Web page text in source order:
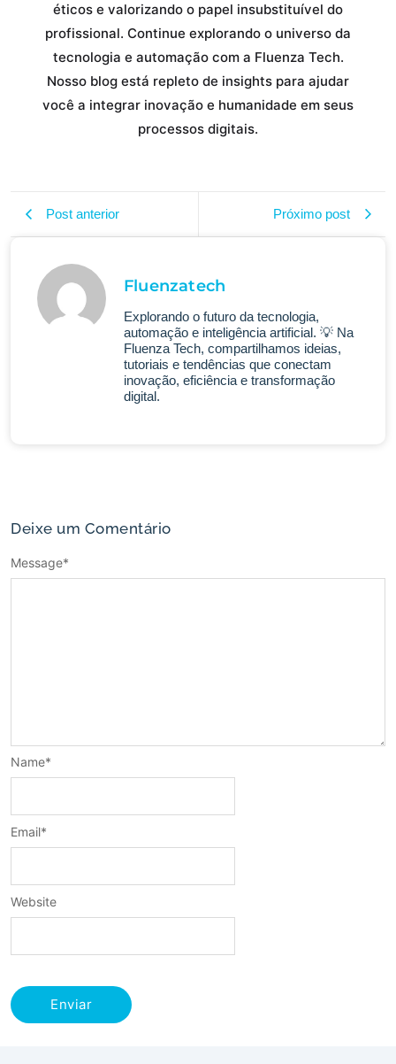
éticos e valorizando o papel insubstituível do
profissional. Continue explorando o universo da
tecnologia e automação com a Fluenza Tech.
Nosso blog está repleto de insights para ajudar
você a integrar inovação e humanidade em seus
processos digitais.
Post anterior Próximo post
Fluenzatech
Explorando o futuro da tecnologia,
automação e inteligência artificial. 💡 Na
Fluenza Tech, compartilhamos ideias,
tutoriais e tendências que conectam
inovação, eficiência e transformação
digital.
Deixe um Comentário
Message*
Name*
Email*
Website